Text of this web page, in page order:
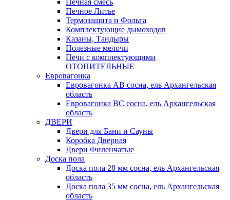
Печное Литье
Термозащита и Фольга
Комплектующие дымоходов
Казаны, Тандыры
Полезные мелочи
Печи с комплектующими
ОТОПИТЕЛЬНЫЕ
Евровагонка
Евровагонка АВ сосна, ель Архангельская
область
Евровагонка ВС сосна, ель Архангельская
область
ДВЕРИ
Двери для Бани и Сауны
Коробка Дверная
Двери Филенчатые
Доска пола
Доска пола 28 мм сосна, ель Архангельская
область
Доска пола 35 мм сосна, ель Архангельская
область